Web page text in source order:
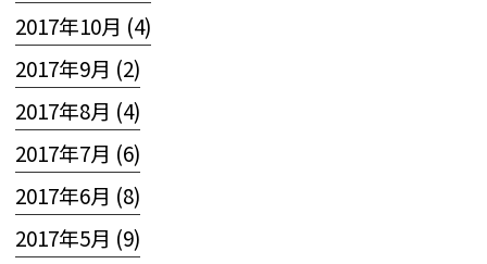
2017年10月 (4)
2017年9月 (2)
2017年8月 (4)
2017年7月 (6)
2017年6月 (8)
2017年5月 (9)